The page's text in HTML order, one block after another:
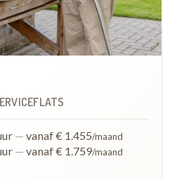
— vanaf € 1.455/maand
— vanaf € 1.759/maand